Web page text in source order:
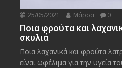
25/05/2021 Μάρσα 0
Ποια φρούτα και
σκυλιά
Ποια λαχανικά και φρούτα
είναι ωφέλιμα για την υγεία